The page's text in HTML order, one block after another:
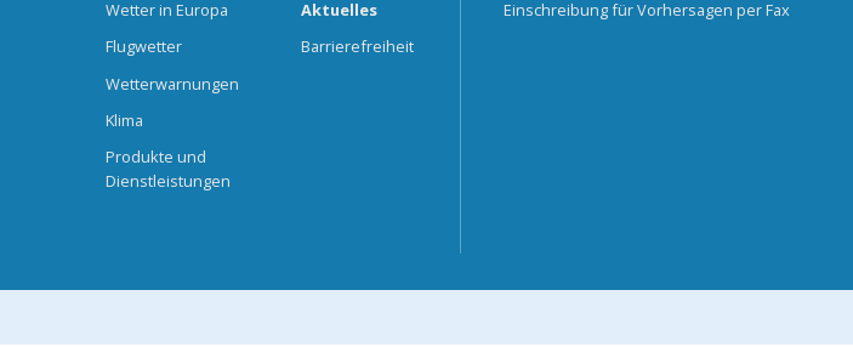
Wetter in Europa
Flugwetter
Wetterwarnungen
Klima
Produkte und
Dienstleistungen
Aktuelles
Barrierefreiheit
Einschreibung für Vorhersagen per Fax